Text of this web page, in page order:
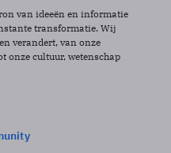
van ideeën en informatie
transformatie. Wij
verandert, van onze
onze cultuur, wetenschap